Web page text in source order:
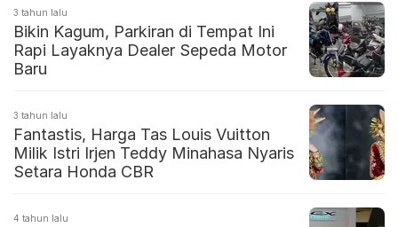
3 tahun lalu
Bikin Kagum, Parkiran di Tempat Ini
Rapi Layaknya Dealer Sepeda Motor
Baru
3 tahun lalu
Fantastis, Harga Tas Louis Vuitton
Milik Istri Irjen Teddy Minahasa Nyaris
Setara Honda CBR
4 tahun lalu